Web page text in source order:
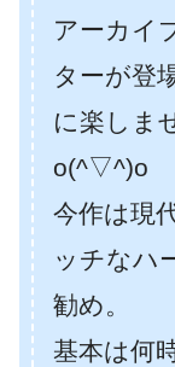
アーカイ
ターが登
に楽しま
o(^▽^)o
今作は現
ッチなハ
勧め。
基本は何